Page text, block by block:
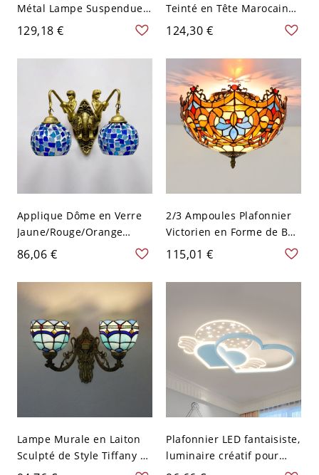
Métal Lampe Suspendue
Abat-Jour à Bol en Vitrail -
110 V-120 V Bleu 2
129,18 €
Teinté en Tête Marocaine
Bleu Ciel Sphérique
Luminaire Applique
Murale pour Restaurant
124,30 €
Applique Dôme en Verre
Jaune/Rouge/Orange
Lampe Murale à 2 Têtes
Style Tiffany avec Design
de Sirène - Bleu 110 V-120
86,06 €
2/3 Ampoules Plafonnier
Victorien en Forme de Bol
en Vitrail Bleu avec Motif
Floral Lampe Encastrée
12"/16" de Large - Bleu
115,01 €
Lampe Murale en Laiton
Sculpté de Style Tiffany à
2 Têtes avec Abat-Jour de
Plafonnier LED fantaisiste,
luminaire créatif pour
chambre d’enfant étoilée